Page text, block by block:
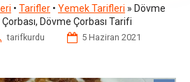
• Tarifler • Yemek Tarifleri » Dövme
Dövme Çorbası Tarifi
tarifkurdu
5 Haziran 2021